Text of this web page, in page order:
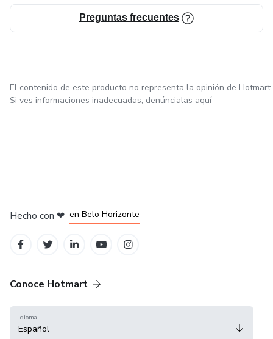
Preguntas frecuentes
El contenido de este producto no representa la opinión de Hotmart.
Si ves informaciones inadecuadas, denúncialas aquí
Hecho con ❤ en Belo Horizonte
Conoce Hotmart
Idioma
Español